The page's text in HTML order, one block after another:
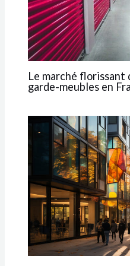
Le marché florissant
garde-meubles en